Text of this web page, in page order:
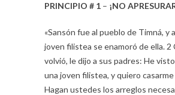
PRINCIPIO # 1 – ¡NO
«Sansón fue al pueblo de Timná, y
joven filistea se enamoró de ella. 2
volvió, le dijo a sus padres: He
una joven filistea, y quiero
Hagan ustedes los arreglos